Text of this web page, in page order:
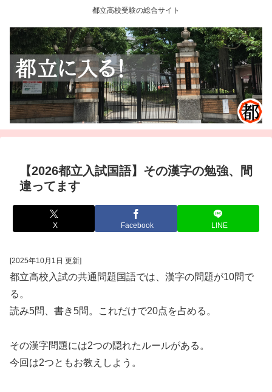
都立高校受験の総合サイト
【2026都立入試国語】その漢字の勉強、間
違ってます
X Facebook LINE
[2025年10月1日 更新]
都立高校入試の共通問題国語では、漢字の問題が10問で
る。
読み5問、書き5問。これだけで20点を占める。
その漢字問題には2つの隠れたルールがある。
今回は2つともお教えしよう。